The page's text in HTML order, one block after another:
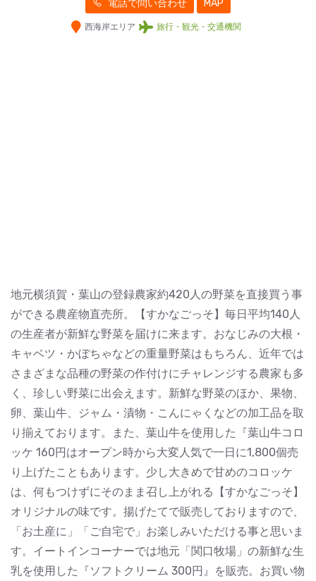
電話で問い合わせ MAP
西海岸エリア 旅行・観光・交通機関
地元横須賀・葉山の登録農家約420人の野菜を直接買う事
ができる農産物直売所。【すかなごっそ】毎日平均140人
の生産者が新鮮な野菜を届けに来ます。おなじみの大根・
キャベツ・かぼちゃなどの重量野菜はもちろん、近年では
さまざまな品種の野菜の作付けにチャレンジする農家も多
く、珍しい野菜に出会えます。新鮮な野菜のほか、果物、
卵、葉山牛、ジャム・漬物・こんにゃくなどの加工品を取
り揃えております。また、葉山牛を使用した『葉山牛コロ
ッケ 160円はオープン時から大変人気で一日に1,800個売
り上げたこともあります。少し大きめで甘めのコロッケ
は、何もつけずにそのまま召し上がれる【すかなごっそ】
オリジナルの味です。揚げたてで販売しておりますので、
「お土産に」「ご自宅で」お楽しみいただける事と思いま
す。イートインコーナーでは地元「関口牧場」の新鮮な生
乳を使用した『ソフトクリーム 300円』を販売。お買い物